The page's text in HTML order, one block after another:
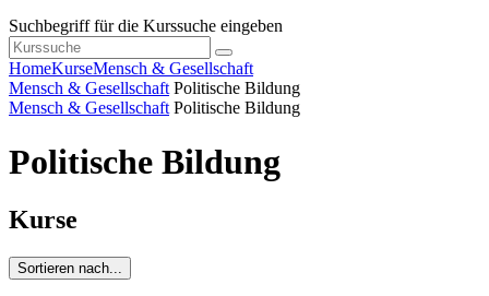
Suchbegriff für die Kurssuche eingeben
HomeKurseMensch & Gesellschaft
Mensch & Gesellschaft Politische Bildung
Mensch & Gesellschaft Politische Bildung
Politische Bildung
Kurse
Sortieren nach...